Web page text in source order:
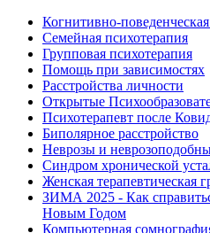
Когнитивно-
Семейная психотерапия
Групповая психотерапия
Помощь при зависимостях
Расстройства личности
Открытые
Психотерапевт после
Биполярное расстройство
Неврозы и
Синдром хронической
Женская терапевтическая
ЗИМА 2025 - Как
Новым Годом
Компьютерная